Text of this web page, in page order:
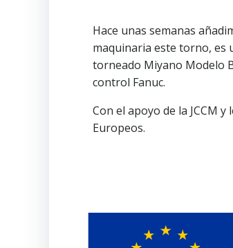
Hace unas semanas
maquinaria este torno, es
torneado Miyano Modelo
control Fanuc.
Con el apoyo de la JCCM y
Europeos.